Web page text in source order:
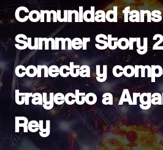
Comunidad
Summer Story
conecta y
trayecto a
Rey